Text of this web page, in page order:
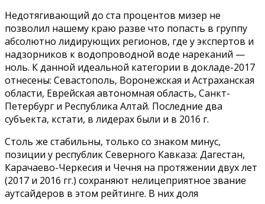
Недотягивающий до ста процентов мизер не
позволил нашему краю разве что попасть в группу
абсолютно лидирующих регионов, где у экспертов и
надзорников к водопроводной воде нареканий —
ноль. К данной идеальной категории в докладе-2017
отнесены: Севастополь, Воронежская и Астраханская
области, Еврейская автономная область, Санкт-
Петербург и Республика Алтай. Последние два
субъекта, кстати, в лидерах были и в 2016 г.
Столь же стабильны, только со знаком минус,
позиции у республик Северного Кавказа: Дагестан,
Карачаево-Черкесия и Чечня на протяжении двух лет
(2017 и 2016 гг.) сохраняют нелицеприятное звание
аутсайдеров в этом рейтинге. В них доля